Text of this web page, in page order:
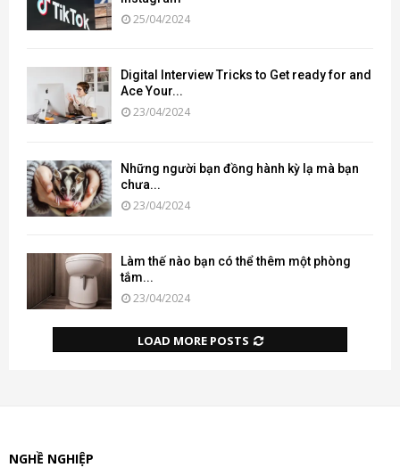
25/04/2024
Digital Interview Tricks to Get ready for and
Ace Your...
23/04/2024
Những người bạn đồng hành kỳ lạ mà bạn
chưa...
23/04/2024
Làm thế nào bạn có thể thêm một phòng
tắm...
23/04/2024
LOAD MORE POSTS
NGHỀ NGHIỆP